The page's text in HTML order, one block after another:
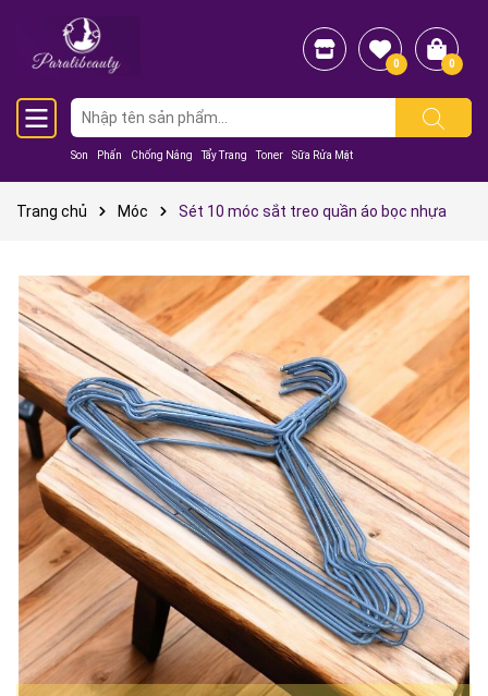
Son Phấn Chống Nắng Tẩy Trang Toner Sữa Rửa Mặt
0 0
Trang chủ Móc Sét 10 móc sắt treo quần áo bọc nhựa
Mã giảm giá:
Ngày hết hạn:
Điều kiện: